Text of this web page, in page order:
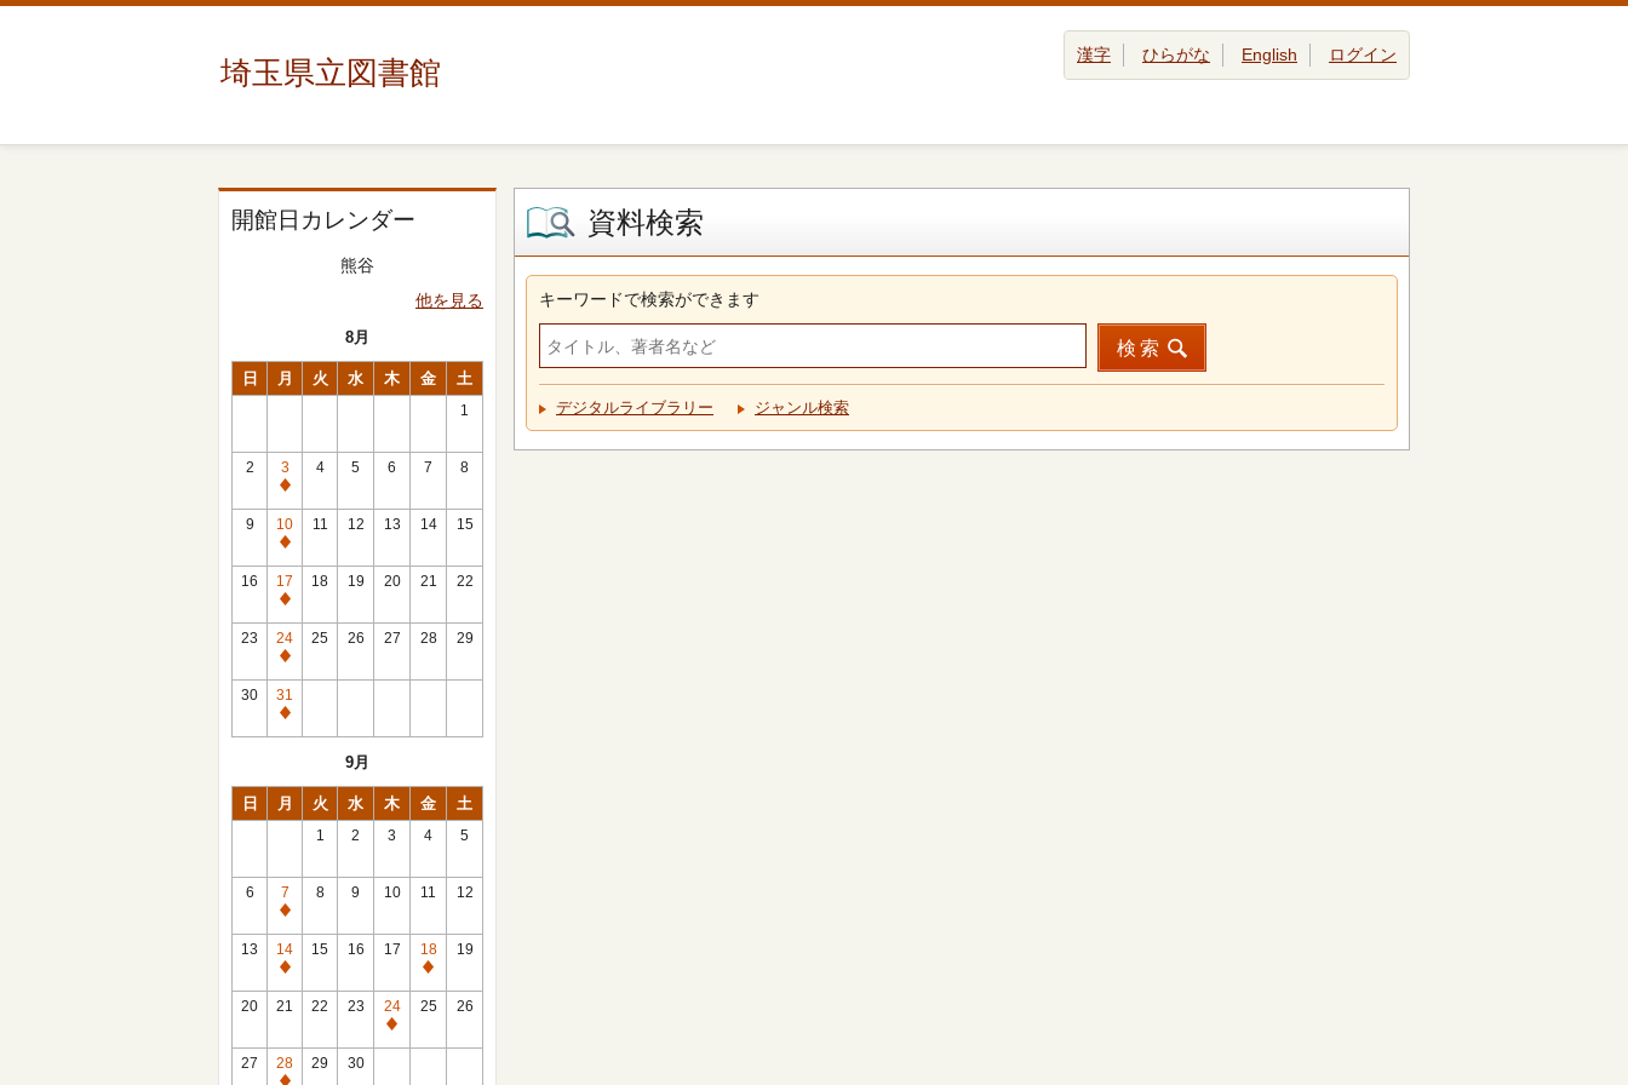
埼玉県立図書館 漢字 ひらがな English ログイン
開館日カレンダー
熊谷
他を見る
8月
日 月 火 水 木 金 土
1
2
3
休
館
日
4 5 6 7 8
9
10
休
館
日
11 12 13 14 15
16
17
休
館
日
18 19 20 21 22
23
24
休
館
日
25 26 27 28 29
30
31
休
9月
日 月 火 水 木 金 土
1 2 3 4 5
6
7
休
館
日
8 9 10 11 12
13
14
休
館
15 16 17
18
休
館
19
20 21 22 23
24
休
25 26
27
28
29 30
資料検索
キーワードで検索ができます
検索
デジタルライブラリー ジャンル検索